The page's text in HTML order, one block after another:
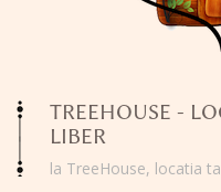
TREEHOUSE -
LIBER
la TreeHouse, locatia